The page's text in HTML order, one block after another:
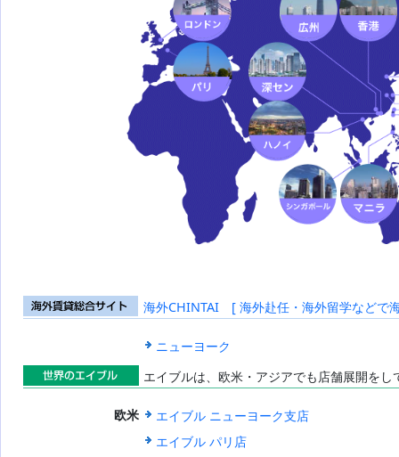
海外賃貸総合
海外CHINTAI [ 海外赴任・海外留学などで
ニューヨーク
世界のエイブ
エイブルは、欧米・アジアでも店舗展開を
欧米
エイブル ニューヨーク支店
エイブル パリ店